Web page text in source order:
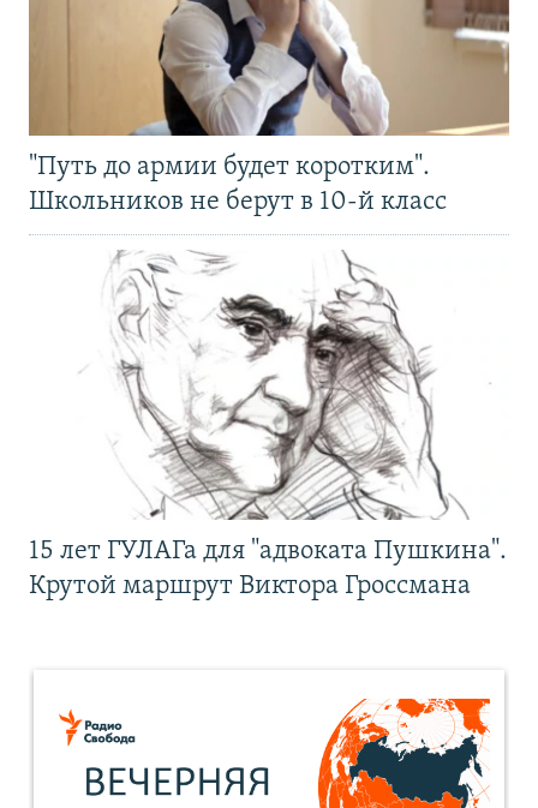
"Путь до армии будет коротким".
Школьников не берут в 10-й класс
15 лет ГУЛАГа для "адвоката Пушкина".
Крутой маршрут Виктора Гроссмана